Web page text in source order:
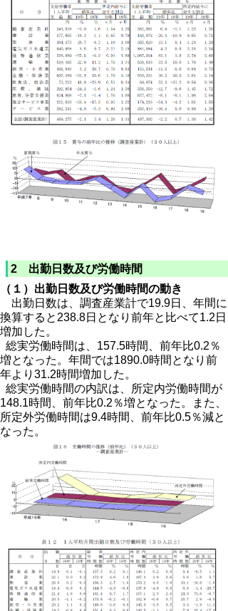
2 出勤日数及び労働時間
（１）出勤日数及び労働時間の動き
出勤日数は、調査産業計で19.9日、年間に
換算すると238.8日となり前年と比べて1.2日
増加した。
総実労働時間は、157.5時間、前年比0.2％
増となった。年間では1890.0時間となり前
年より31.2時間増加した。
総実労働時間の内訳は、所定内労働時間が
148.1時間、前年比0.2％増となった。また、
所定外労働時間は9.4時間、前年比0.5％減と
なった。